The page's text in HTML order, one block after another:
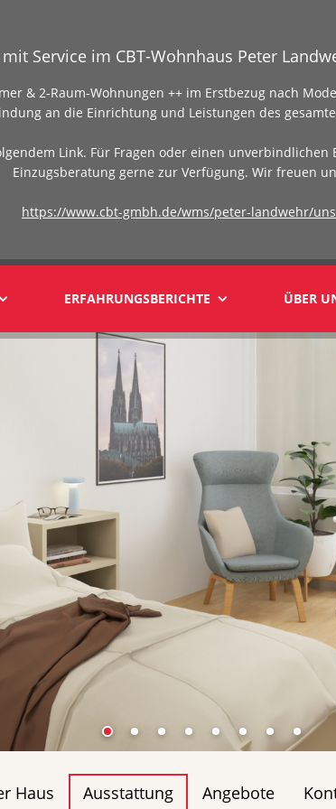
Service im CBT-Wohnhaus Peter
& 2-Raum-Wohnungen ++ im Erstbezug nach
an die Einrichtung und Leistungen des
Link. Für Fragen oder einen
Einzugsberatung gerne zur Verfügung. Wir freuen
https://www.cbt-gmbh.de/wms/peter-landwehr/
ERFAHRUNGSBERICHTE ÜBER
Haus Ausstattung Angebote